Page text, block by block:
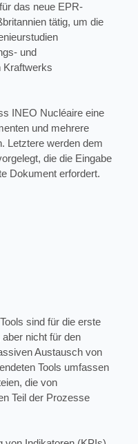
das neue EPR-
tätig, um die
und
Kraftwerks
INEO Nucléaire eine
und mehrere
Letztere werden dem
die die Eingabe
Dokument erfordert.
sind für die erste
nicht für den
Austausch von
Tools umfassen
die von
Teil der Prozesse